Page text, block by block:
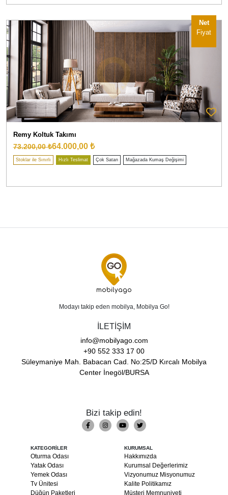
Net
Fiyat
Remy Koltuk Takımı
73.200,00 ₺64.000,00 ₺
Stoklar ile Sınırlı Hızlı Teslimat Çok Satan Mağazada Kumaş Değişimi
mobilyago
Modayı takip eden mobilya, Mobilya Go!
İLETİŞİM
info@mobilyago.com
+90 552 333 17 00
Süleymaniye Mah. Babacan Cad. No:25/D Kırcalı Mobilya
Center İnegöl/BURSA
Bizi takip edin!
KATEGORİLER
Oturma Odası
Yatak Odası
Yemek Odası
Tv Ünitesi
Düğün Paketleri
KURUMSAL
Hakkımızda
Kurumsal Değerlerimiz
Vizyonumuz Misyonumuz
Kalite Politikamız
Müşteri Memnuniyeti